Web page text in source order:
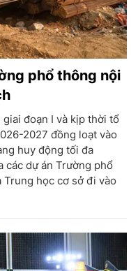
phổ thông nội
đoạn I và kịp thời tổ
2027 đồng loạt vào
huy động tối đa
các dự án Trường phổ
học cơ sở đi vào